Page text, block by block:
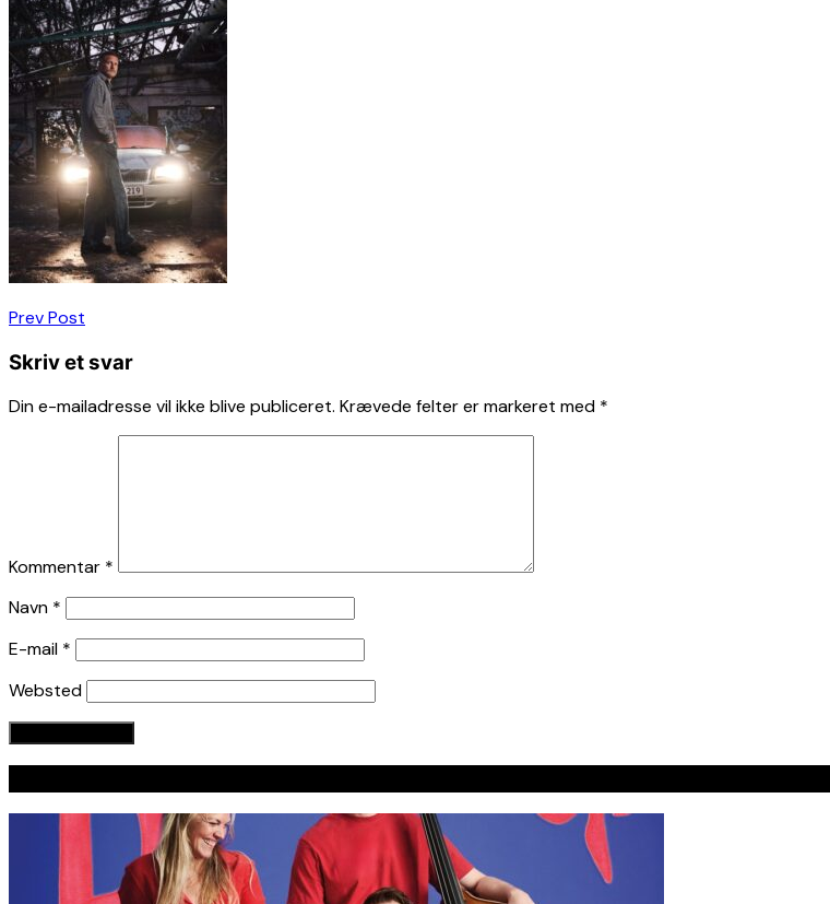
Indlægsnavigation
Prev Post
Skriv et svar
Din e-mailadresse vil ikke blive publiceret. Krævede felter er markeret med *
Kommentar *
Navn *
E-mail *
Websted